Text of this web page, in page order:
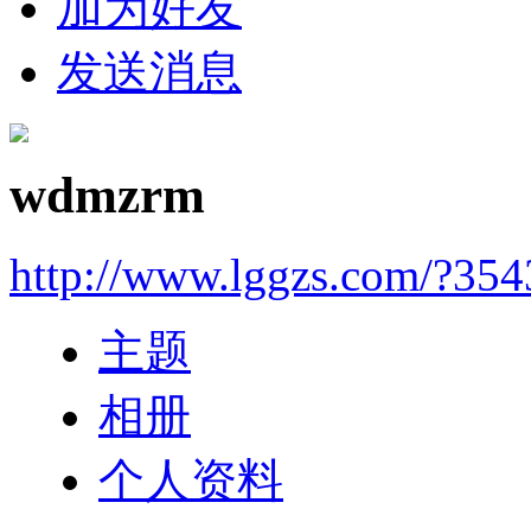
发送消息
wdmzrm
http://www.lggzs.com/
主题
相册
个人资料